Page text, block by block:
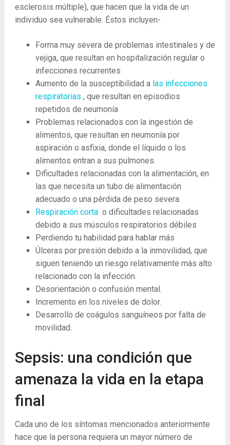
esclerosis múltiple), que hacen que la vida de un
individuo sea vulnerable. Éstos incluyen-
Forma muy severa de problemas intestinales y de
vejiga, que resultan en hospitalización regular o
infecciones recurrentes
Aumento de la susceptibilidad a las infecciones
respiratorias , que resultan en episodios
repetidos de neumonía
Problemas relacionados con la ingestión de
alimentos, que resultan en neumonía por
aspiración o asfixia, donde el líquido o los
alimentos entran a sus pulmones.
Dificultades relacionadas con la alimentación, en
las que necesita un tubo de alimentación
adecuado o una pérdida de peso severa.
Respiración cortao dificultades relacionadas
debido a sus músculos respiratorios débiles
Perdiendo tu habilidad para hablar más
Úlceras por presión debido a la inmovilidad, que
siguen teniendo un riesgo relativamente más alto
relacionado con la infección.
Desorientación o confusión mental.
Incremento en los niveles de dolor.
Desarrollo de coágulos sanguíneos por falta de
movilidad.
Sepsis: una condición que
amenaza la vida en la etapa
final
Cada uno de los síntomas mencionados anteriormente
hace que la persona requiera un mayor número de